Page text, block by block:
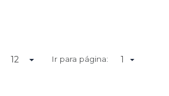
Ir para página: 1